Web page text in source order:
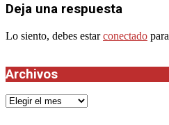
Deja una respuesta
Lo siento, debes estarconectado
Archivos
Archivos